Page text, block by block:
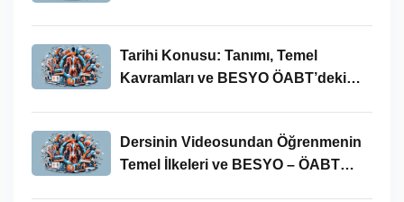
Tarihi Konusu: Tanımı, Temel
Kavramları ve BESYO ÖABT’deki
Dersinin Videosundan Öğrenmenin
Temel İlkeleri ve BESYO – ÖABT